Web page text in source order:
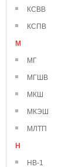
КСВВ
КСПВ
М
МГ
МГШВ
МКШ
МКЭШ
МЛТП
Н
НВ-1